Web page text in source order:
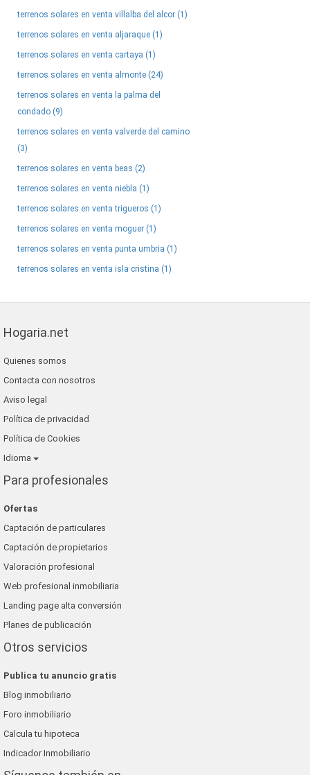
terrenos solares en venta villalba del alcor (1)
terrenos solares en venta aljaraque (1)
terrenos solares en venta cartaya (1)
terrenos solares en venta almonte (24)
terrenos solares en venta la palma del
condado (9)
terrenos solares en venta valverde del camino
(3)
terrenos solares en venta beas (2)
terrenos solares en venta niebla (1)
terrenos solares en venta trigueros (1)
terrenos solares en venta moguer (1)
terrenos solares en venta punta umbria (1)
terrenos solares en venta isla cristina (1)
Hogaria.net
Quienes somos
Contacta con nosotros
Aviso legal
Política de privacidad
Política de Cookies
Idioma
Para profesionales
Ofertas
Captación de particulares
Captación de propietarios
Valoración profesional
Web profesional inmobiliaria
Landing page alta conversión
Planes de publicación
Otros servicios
Publica tu anuncio gratis
Blog inmobiliario
Foro inmobiliario
Calcula tu hipoteca
Indicador Inmobiliario